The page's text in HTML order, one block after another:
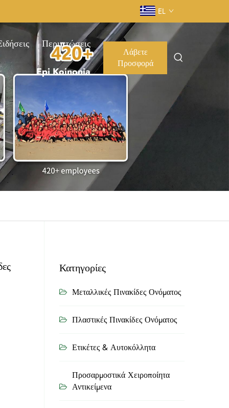
EL
Περιπτώσεις
Epi Koinonia
Λάβετε
Προσφορά
Κατηγορίες
Μεταλλικές Πινακίδες Ονόματος
Πλαστικές Πινακίδες Ονόματος
Ετικέτες & Αυτοκόλλητα
Προσαρμοστικά Χειροποίητα
Αντικείμενα